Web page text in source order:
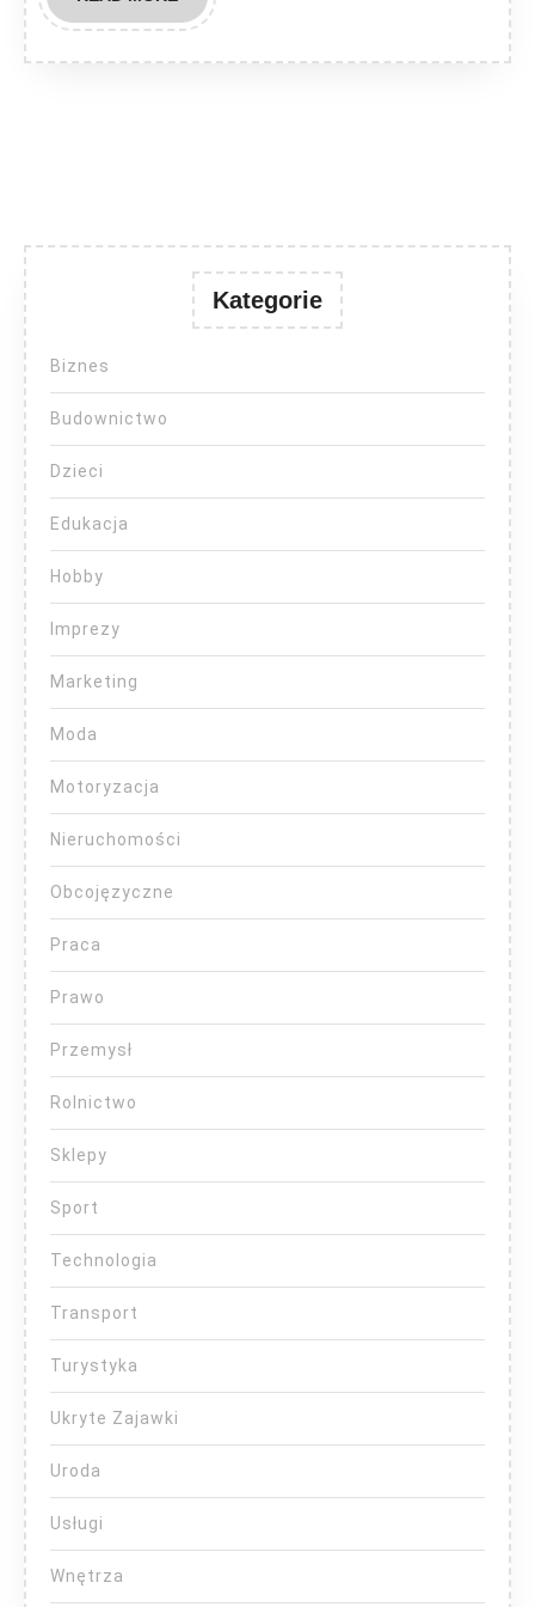
MORE
Kategorie
Biznes
Budownictwo
Dzieci
Edukacja
Hobby
Imprezy
Marketing
Moda
Motoryzacja
Nieruchomości
Obcojęzyczne
Praca
Prawo
Przemysł
Rolnictwo
Sklepy
Sport
Technologia
Transport
Turystyka
Ukryte Zajawki
Uroda
Usługi
Wnętrza